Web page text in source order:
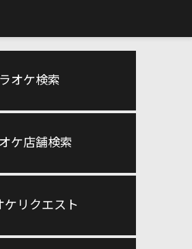
オケ検索
ケ店舗検索
ケリクエスト